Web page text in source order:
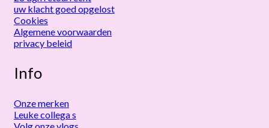
uw klacht goed opgelost
Cookies
Algemene voorwaarden
privacy beleid
Info
Onze merken
Leuke collega s